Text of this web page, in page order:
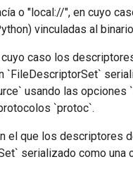
o "local://", en cuyo
vinculadas al
cuyo caso los
`FileDescriptorSet`
usando las
`protoc`.
el que los descriptores
serializado como una